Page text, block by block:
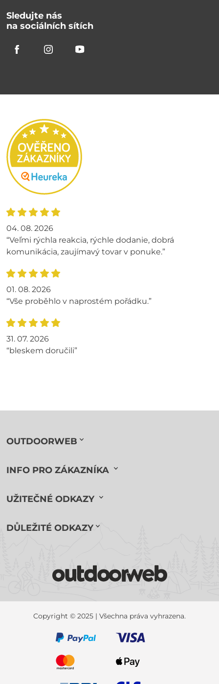
Sledujte nás
na sociálních sítích
04. 08. 2026
“Veľmi rýchla reakcia, rýchle dodanie, dobrá
komunikácia, zaujímavý tovar v ponuke.”
01. 08. 2026
“Vše proběhlo v naprostém pořádku.”
31. 07. 2026
“bleskem doručili”
OUTDOORWEB
INFO PRO ZÁKAZNÍKA
UŽITEČNÉ ODKAZY
DŮLEŽITÉ ODKAZY
Copyright © 2025 | Všechna práva vyhrazena.